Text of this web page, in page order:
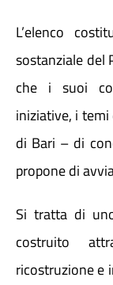
L’elenco
sostanziale del
che i suoi
iniziative, i
di Bari – di
propone di
Si tratta di
costruito
ricostruzione e